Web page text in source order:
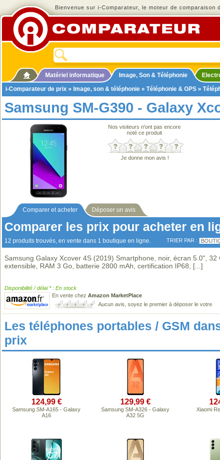
Bienvenue sur i-Comparateur, le moteur de comparaison
Matériel informatique Image, Son & Téléphonie
i-Comparateur de prix » Image, son & téléphonie » Téléphonie & GPS »
Samsung SM-G390 - Galaxy
Nos visiteurs n'ont pas encore
noté ce produit
Je donne mon avis !
Comparer et acheter Déposer un avis
Comparer les prix pour acheter en
12 produits trouvés, en vente dans 1 boutique en ligne. TRIER PAR :
Samsung Galaxy Xcover 4S (2019) Smartphone, noir, écran 5.0", 32
extensible, RAM 3 Go, batterie 2800 mAh, certification IP68, [...]
Disponibilité / délai * : En stock
En vente chez Amazon MarketPlace
Aucun avis, soyez le premier à déposer le votre
Les téléphones portables / GSM
prix
124,99 €
Samsung SM-A165 - Galaxy
A16
129,99 €
Samsung SM-A326 - Galaxy
A32 5G
Xiaomi